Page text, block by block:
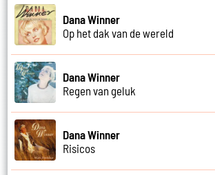
Dana Winner
Op het dak van de wereld
Dana Winner
Regen van geluk
Dana Winner
Risicos